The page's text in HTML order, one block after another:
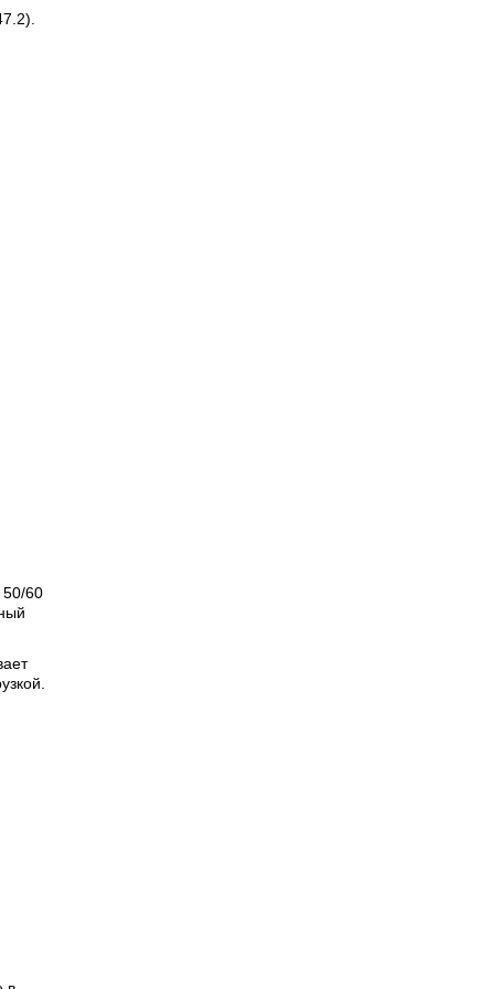
50/60